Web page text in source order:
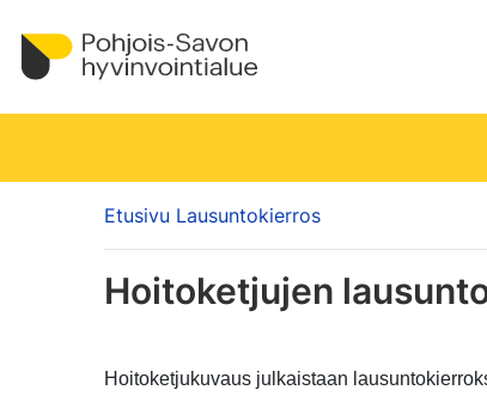
Etusivu Lausuntokierros
Hoitoketjujen
Hoitoketjukuvaus julkaistaan